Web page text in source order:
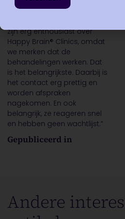
van aanpak en heeft korte
zijn erg enthousiast over
Happy Brain® Clinics, omdat
we merken dat de
behandelingen werken. Dat
is het belangrijkste. Daarbij is
het contact erg prettig en
worden afspraken
nagekomen. En ook
belangrijk, ze reageren snel
en hebben geen wachtlijst.”
Gepubliceerd in
Andere